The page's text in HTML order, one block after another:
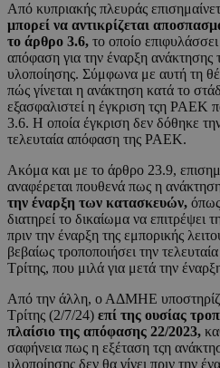
Από κυπριακής πλευράς
μπορεί να αντικρίζεται
το άρθρο 3.6, το οποίο
απόφαση για την έναρξη
υλοποίησης. Σύμφωνα με αυτή τη
πώς γίνεται η ανάκτηση κατά το
εξασφαλιστεί η έγκριση τςη ΡΑΕΚ
3.6. Η οποία έγκριση δεν δόθηκε
τελευταία απόφαση της ΡΑΕΚ.
Ακόμα και με το άρθρο 23.9,
αναφέρεται πουθενά πως η
την έναρξη των κατασκευών,
διατηρεί το δικαίωμα να επιτρέψει
πριν την έναρξη της εμπορικής
βεβαίως τροποποιήσει την
Τρίτης, που μιλά για μετά την
Από την άλλη, ο ΑΔΜΗΕ
Τρίτης (2/7/24) επί της ουσίας
πλαίσιο της απόφασης 22/2023,
σαφήνεια πως η εξέταση τςη
υλοποίησης δεν θα γίνει πριν την